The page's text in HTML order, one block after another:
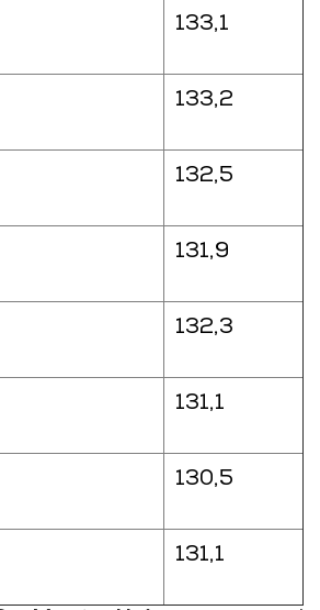
133,1
133,2
132,5
131,9
132,3
131,1
130,5
131,1